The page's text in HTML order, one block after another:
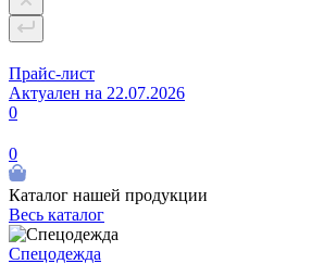
Прайс-лист
Актуален на 22.07.2026
0
0
Каталог нашей продукции
Весь каталог
Спецодежда